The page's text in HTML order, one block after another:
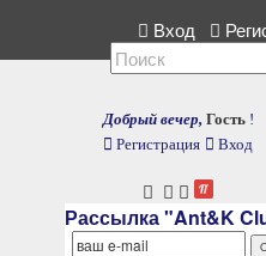
нам. Вход
Добрый вечер, Гость !
Регистрация
Вход
Рассылка "Ant&K